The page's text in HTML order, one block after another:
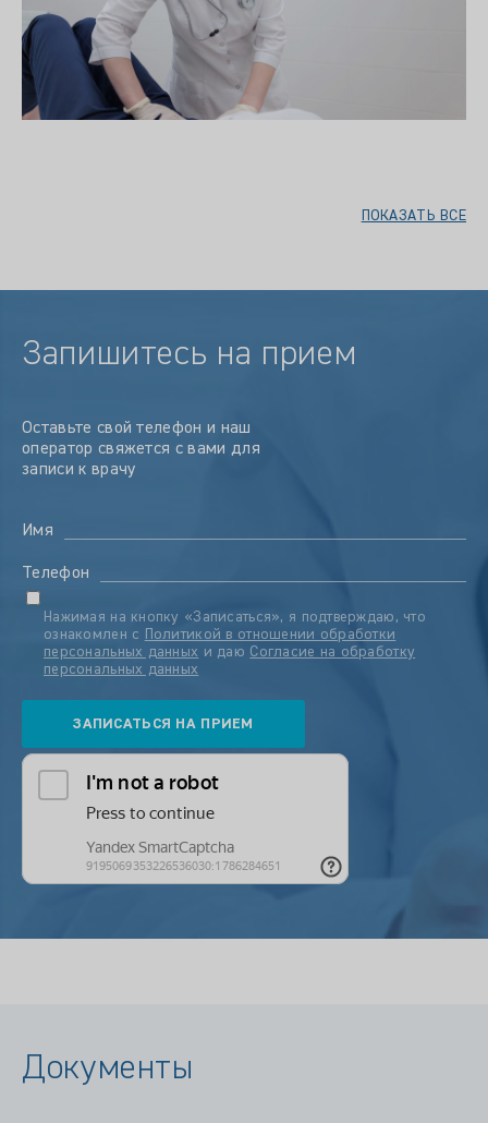
ПОКАЗАТЬ ВСЕ
Запишитесь на прием
Оставьте свой телефон и наш
оператор свяжется с вами для
записи к врачу
Имя
Телефон
Нажимая на кнопку «Записаться», я подтверждаю, что
ознакомлен с
Политикой в отношении обработки
персональных данных и даю Согласие на обработку
персональных данных
Документы